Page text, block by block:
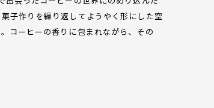
子作りを繰り返してようやく形にした空
コーヒーの香りに包まれながら、その